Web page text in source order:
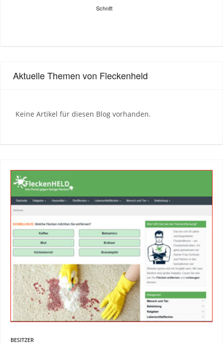
Schnitt
Aktuelle Themen von Fleckenheld
Keine Artikel für diesen Blog vorhanden.
BESITZER